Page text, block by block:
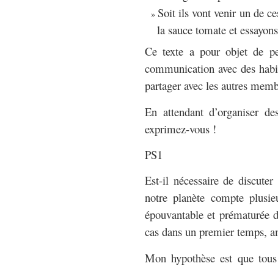
Soit ils vont venir un de
la sauce tomate et
Ce texte a pour objet de
communication avec des
partager avec les autres
En attendant d’organiser
exprimez-vous !
PS1
Est-il nécessaire de
notre planète compte
épouvantable et
cas dans un premier temps,
Mon hypothèse est que